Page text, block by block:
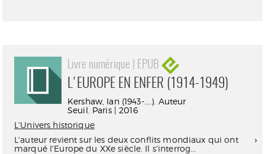
Livre numérique | EPUB
L'EUROPE EN ENFER (1914-1949)
Kershaw, Ian (1943-....). Auteur
Seuil. Paris | 2016
L'Univers historique
L'auteur revient sur les deux conflits mondiaux qui ont
marqué l'Europe du XXe siècle. Il s'interrog...